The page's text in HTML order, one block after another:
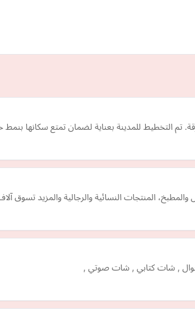
تم التخطيط للمدينة بعناية لضمان تمتع سكانها بنمط
المنتجات النسائية والرجالية والمزيد تسوق
, شات كتابي , شات صوتي ,